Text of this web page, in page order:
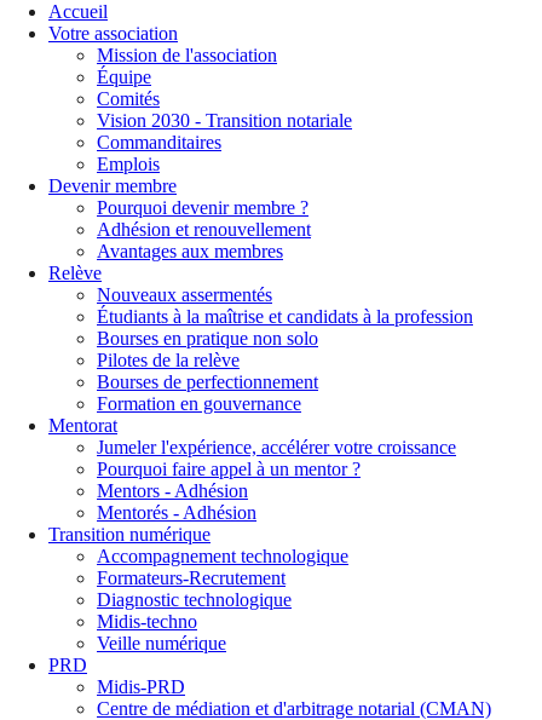
Accueil
Votre association
Mission de l'association
Équipe
Comités
Vision 2030 - Transition notariale
Commanditaires
Emplois
Devenir membre
Pourquoi devenir membre ?
Adhésion et renouvellement
Avantages aux membres
Relève
Nouveaux assermentés
Étudiants à la maîtrise et candidats à la profession
Bourses en pratique non solo
Pilotes de la relève
Bourses de perfectionnement
Formation en gouvernance
Mentorat
Jumeler l'expérience, accélérer votre croissance
Pourquoi faire appel à un mentor ?
Mentors - Adhésion
Mentorés - Adhésion
Transition numérique
Accompagnement technologique
Formateurs-Recrutement
Diagnostic technologique
Midis-techno
Veille numérique
PRD
Midis-PRD
Centre de médiation et d'arbitrage notarial (CMAN)